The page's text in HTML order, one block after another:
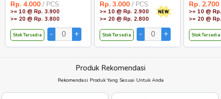
Rp. 4.000 / PCS
>= 10 @ Rp. 3.900
>= 20 @ Rp. 3.800
Stok Tersedia
Rp. 3.000 / PCS
>= 10 @ Rp. 2.900
>= 20 @ Rp. 2.800
Stok Tersedia
Rp. 2.700
>= 10 @
>= 20 @
Stok Tersedia
Produk Rekomendasi
Rekomendasi Produk Yang Sesuai Untuk Anda